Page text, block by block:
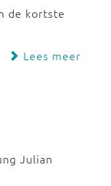
de kortste
Lees meer
Julian